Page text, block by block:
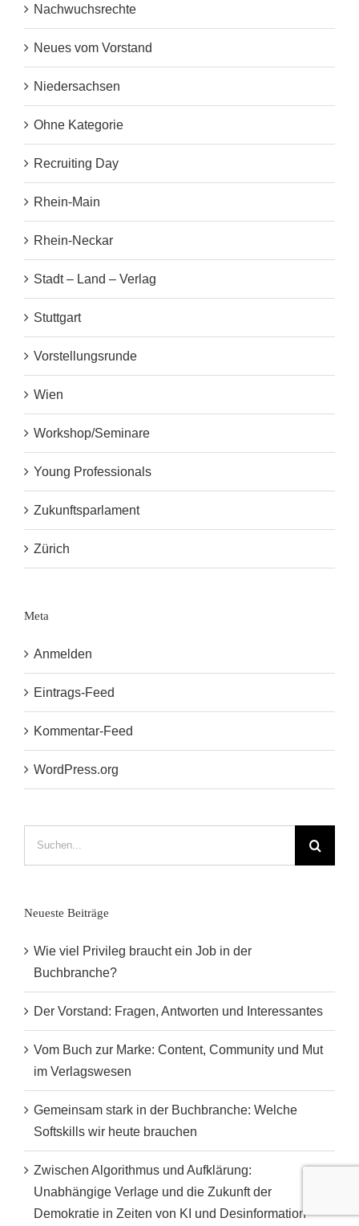
Nachwuchsrechte
Neues vom Vorstand
Niedersachsen
Ohne Kategorie
Recruiting Day
Rhein-Main
Rhein-Neckar
Stadt – Land – Verlag
Stuttgart
Vorstellungsrunde
Wien
Workshop/Seminare
Young Professionals
Zukunftsparlament
Zürich
Meta
Anmelden
Eintrags-Feed
Kommentar-Feed
WordPress.org
Neueste Beiträge
Wie viel Privileg braucht ein Job in der
Buchbranche?
Der Vorstand: Fragen, Antworten und Interessantes
Vom Buch zur Marke: Content, Community und Mut
im Verlagswesen
Gemeinsam stark in der Buchbranche: Welche
Softskills wir heute brauchen
Zwischen Algorithmus und Aufklärung:
Unabhängige Verlage und die Zukunft der
Demokratie in Zeiten von KI und Desinformation